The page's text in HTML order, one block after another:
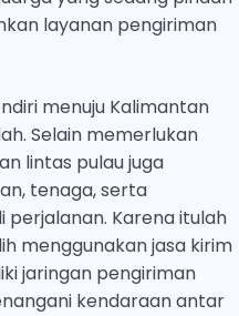
layanan pengiriman
menuju Kalimantan
Selain memerlukan
lintas pulau juga
tenaga, serta
perjalanan. Karena itulah
menggunakan jasa kirim
jaringan pengiriman
kendaraan antar